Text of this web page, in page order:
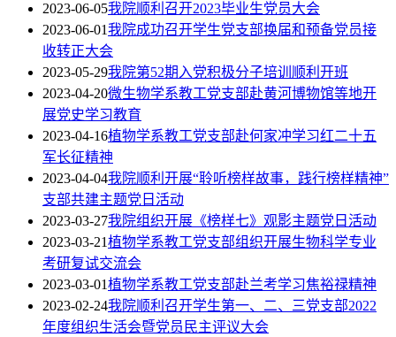
2023-06-05我院顺利召开2023毕业生党员大会
2023-06-01我院成功召开学生党支部换届和预备党员接
收转正大会
2023-05-29我院第52期入党积极分子培训顺利开班
2023-04-20微生物学系教工党支部赴黄河博物馆等地开
展党史学习教育
2023-04-16植物学系教工党支部赴何家冲学习红二十五
军长征精神
2023-04-04我院顺利开展“聆听榜样故事，践行榜样精神”
支部共建主题党日活动
2023-03-27我院组织开展《榜样七》观影主题党日活动
2023-03-21植物学系教工党支部组织开展生物科学专业
考研复试交流会
2023-03-01植物学系教工党支部赴兰考学习焦裕禄精神
2023-02-24我院顺利召开学生第一、二、三党支部2022
年度组织生活会暨党员民主评议大会